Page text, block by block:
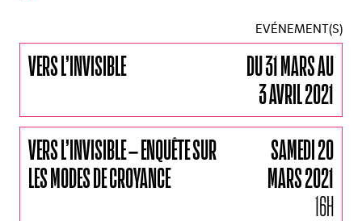
EVÉNEMENT(S)
VERS L’INVISIBLE
DU 31 MARS AU
3 AVRIL 2021
VERS L’INVISIBLE – ENQUÊTE SUR
LES MODES DE CROYANCE
SAMEDI 20
MARS 2021
16H